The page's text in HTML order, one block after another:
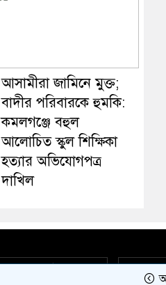
আসামীরা জামিনে মুক্ত;
বাদীর পরিবারকে হুমকি:
কমলগঞ্জে বহুল
আলোচিত স্কুল শিক্ষিকা
হত্যার অভিযোগপত্র
দাখিল
বাংলা